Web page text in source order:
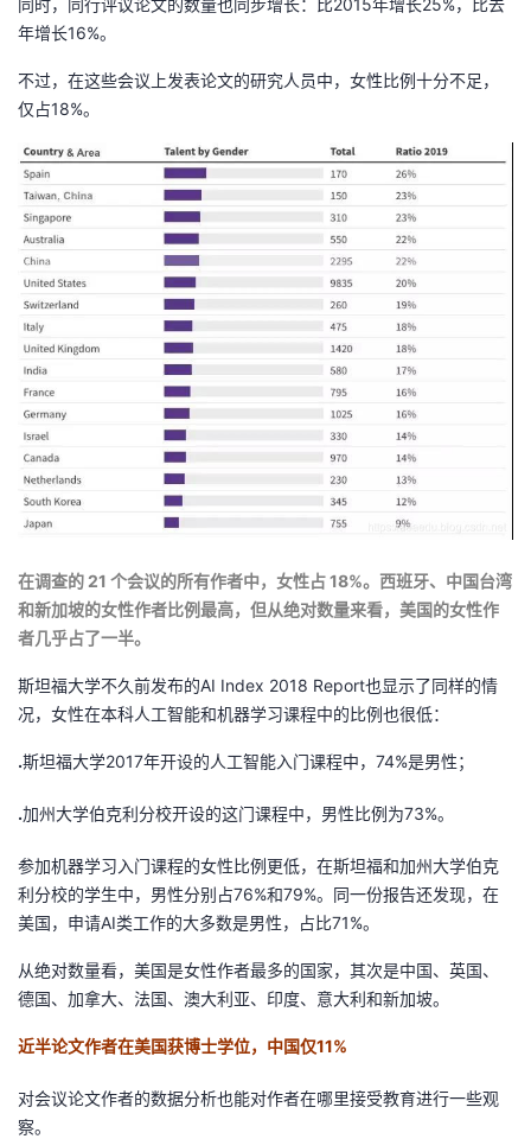
同时，同行评议论文的数量也同步增长：比2015年增长25%，比去
年增长16%。
不过，在这些会议上发表论文的研究人员中，女性比例十分不足，
仅占18%。
在调查的 21 个会议的所有作者中，女性占 18%。西班牙、中国台湾
和新加坡的女性作者比例最高，但从绝对数量来看，美国的女性作
者几乎占了一半。
斯坦福大学不久前发布的AI Index 2018 Report也显示了同样的情
况，女性在本科人工智能和机器学习课程中的比例也很低：
.斯坦福大学2017年开设的人工智能入门课程中，74%是男性；
.加州大学伯克利分校开设的这门课程中，男性比例为73%。
参加机器学习入门课程的女性比例更低，在斯坦福和加州大学伯克
利分校的学生中，男性分别占76%和79%。同一份报告还发现，在
美国，申请AI类工作的大多数是男性，占比71%。
从绝对数量看，美国是女性作者最多的国家，其次是中国、英国、
德国、加拿大、法国、澳大利亚、印度、意大利和新加坡。
近半论文作者在美国获博士学位，中国仅11%
对会议论文作者的数据分析也能对作者在哪里接受教育进行一些观
察。